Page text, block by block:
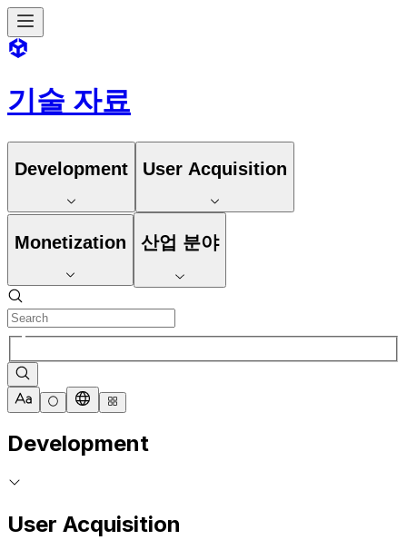
기술 자료
Development User Acquisition
Monetization 산업 분야
Development
User Acquisition